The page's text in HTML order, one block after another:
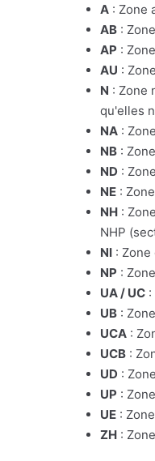
A : Zone
AB :
AP :
AU :
N : Zone
qu'elles
NA :
NB :
ND :
NE :
NH :
NHP
NI :
NP :
UA / UC
UB :
UCA :
UCB :
UD :
UP :
UE :
ZH :